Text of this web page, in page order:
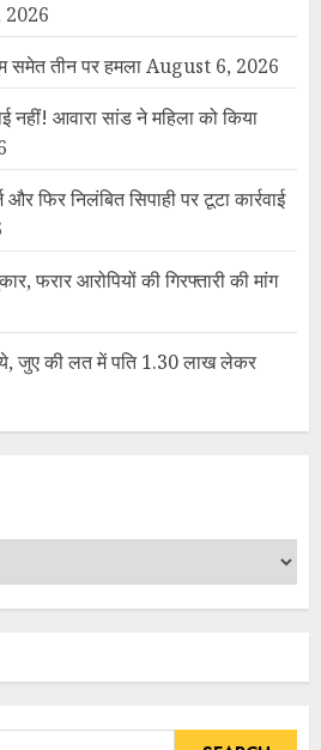
समेत तीन पर हमलाAugust 6, 2026
नहीं! आवारा सांड ने महिला को किया
फिर निलंबित सिपाही पर टूटा कार्रवाई
फरार आरोपियों की गिरफ्तारी की मांग
जुए की लत में पति 1.30 लाख लेकर